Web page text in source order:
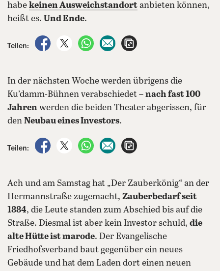
habe keinen Ausweichstandort anbieten können,
heißt es. Und Ende.
Teilen:
auf Facebook teilen
auf X teilenper WhatsApp teilen
per E-Mail teilen
In der nächsten Woche werden übrigens die
Ku’damm-Bühnen verabschiedet – nach fast 100
Jahren werden die beiden Theater abgerissen, für
den Neubau eines Investors.
Teilen:
auf Facebook teilen
auf X teilenper WhatsApp teilen
per E-Mail teilen
Ach und am Samstag hat „Der Zauberkönig“ an der
Hermannstraße zugemacht, Zauberbedarf seit
1884, die Leute standen zum Abschied bis auf die
Straße. Diesmal ist aber kein Investor schuld, die
alte Hütte ist marode. Der Evangelische
Friedhofsverband baut gegenüber ein neues
Gebäude und hat dem Laden dort einen neuen